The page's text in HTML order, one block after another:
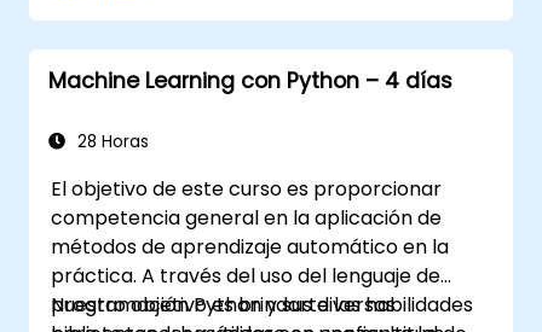
Llevar a cabo operaciones de agregación
y analizar series temporales.
Visualizar datos utilizando Matplotlib y
Depurar y optimizar su código de análisis
Machine Learning con Python – 4 días
28 Horas
El objetivo de este curso es proporcionar
competencia general en la aplicación de
métodos de aprendizaje automático en la
práctica. A través del uso del lenguaje de
programación Python y sus diversas
Nuestro objetivo es brindarte las habilidades